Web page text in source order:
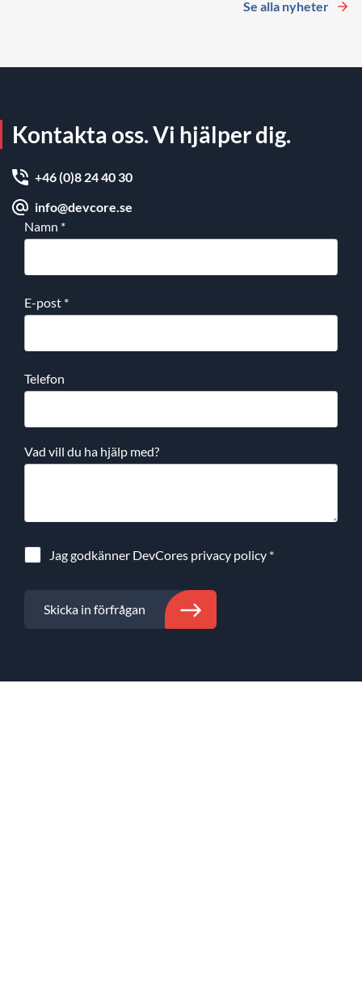
Se alla nyheter
Kontakta oss. Vi hjälper dig.
+46 (0)8 24 40 30
info@devcore.se
Namn *
E-post *
Telefon
Vad vill du ha hjälp med?
Jag godkänner DevCores privacy policy *
Skicka in förfrågan